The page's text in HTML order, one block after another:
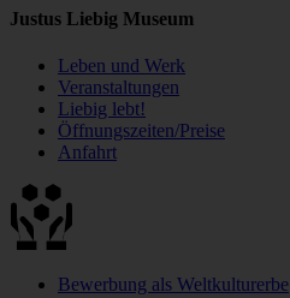
Justus Liebig Museum
Leben und Werk
Veranstaltungen
Liebig lebt!
Öffnungszeiten/Preise
Anfahrt
Bewerbung als Weltkulturerbe